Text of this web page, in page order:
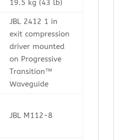
19.5 kg (43 lb)
JBL 2412 1 in
exit compression
driver mounted
on Progressive
Transition™
Waveguide
JBL M112-8